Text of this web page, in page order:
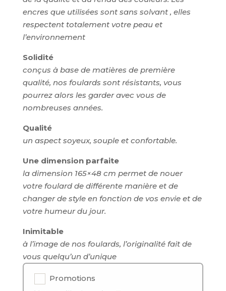
encres que utilisées sont sans solvant , elles
respectent totalement votre peau et
l’environnement
Solidité
conçus à base de matières de première
qualité, nos foulards sont résistants, vous
pourrez alors les garder avec vous de
nombreuses années.
Qualité
un aspect soyeux, souple et confortable.
Une dimension parfaite
la dimension 165×48 cm permet de nouer
votre foulard de différente manière et de
changer de style en fonction de vos envie et de
votre humeur du jour.
Inimitable
à l’image de nos foulards, l’originalité fait de
vous quelqu’un d’unique
Promotions